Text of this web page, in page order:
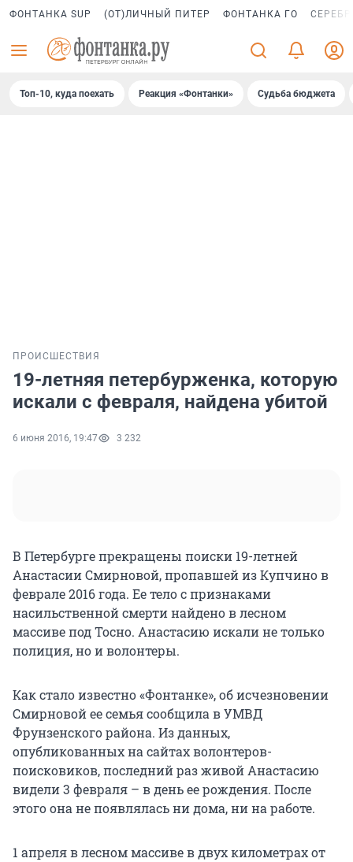
ФОНТАНКА SUP (ОТ)ЛИЧНЫЙ ПИТЕР ФОНТАНКА ГО
Топ-10, куда поехать Реакция «Фонтанки» Судьба бюджета
ПРОИСШЕСТВИЯ
19-летняя петербурженка, которую
искали с февраля, найдена убитой
6 июня 2016, 19:47 3 232
В Петербурге прекращены поиски 19-летней
Анастасии Смирновой, пропавшей из Купчино в
феврале 2016 года. Ее тело с признаками
насильственной смерти найдено в лесном
массиве под Тосно. Анастасию искали не только
полиция, но и волонтеры.
Как стало известно «Фонтанке», об исчезновении
Смирновой ее семья сообщила в УМВД
Фрунзенского района. Из данных,
опубликованных на сайтах волонтеров-
поисковиков, последний раз живой Анастасию
видели 3 февраля – в день ее рождения. После
этого она не появлялась ни дома, ни на работе.
1 апреля в лесном массиве в двух километрах от